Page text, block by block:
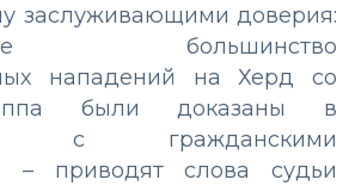
заслуживающими доверия:
большинство
нападений на Херд со
были доказаны в
с гражданскими
–приводят слова судьи